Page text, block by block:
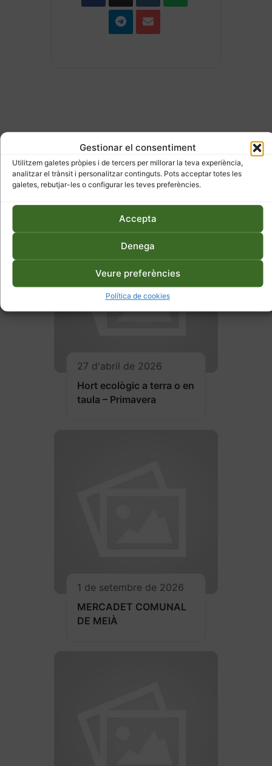
Gestionar el consentiment
Utilitzem galetes pròpies i de tercers per millorar la teva experiència,
analitzar el trànsit i personalitzar continguts. Pots acceptar totes les
galetes, rebutjar-les o configurar les teves preferències.
Accepta
Denega
Veure preferències
Política de cookies
ESDEVENIMENTS
RELACIONATS
27 d'abril de 2026
Hort ecològic a terra o en
taula – Primavera
1 de setembre de 2026
MERCADET COMUNAL
DE MEIÀ